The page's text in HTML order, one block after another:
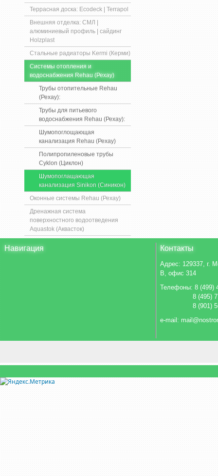
Террасная доска: Ecodeck | Terrapol
Внешняя отделка: СМЛ |
алюминиевый профиль | сайдинг
Holzplast
Стальные радиаторы Kermi (Керми)
Системы отопления и
водоснабжения Rehau (Рехау)
Трубы отопительные Rehau
(Рехау):
Трубы для питьевого
водоснабжения Rehau (Рехау):
Шумопоглощающая
канализация Rehau (Рехау)
Полипропиленовые трубы
Cyklon (Циклон)
Шумопоглащающая
канализация Sinikon (Синикон)
Оконные системы Rehau (Рехау)
Дренажная система
поверхностного водоотведения
Aquastok (Аквасток)
Навигация Контакты
Адрес: 129337, г.
В, офис 314
Телефоны: 8 (499)
8 (495)
8 (901)
e-mail: